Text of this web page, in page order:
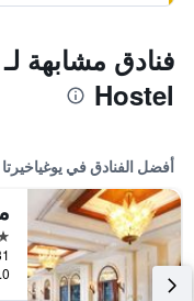
Hostel
أفضل الفنادق في يوغياخيرتا
5 نجوم
0.0